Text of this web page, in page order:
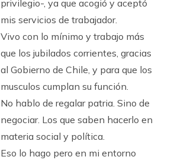
privilegio-, ya que acogió y aceptó
mis servicios de trabajador.
Vivo con lo mínimo y trabajo más
que los jubilados corrientes, gracias
al Gobierno de Chile, y para que los
musculos cumplan su función.
No hablo de regalar patria. Sino de
negociar. Los que saben hacerlo en
materia social y política.
Eso lo hago pero en mi entorno